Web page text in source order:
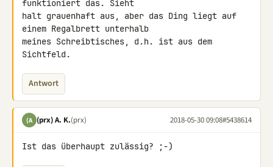
funktioniert das. Sieht
halt grauenhaft aus, aber das Ding liegt auf
einem Regalbrett unterhalb
meines Schreibtisches, d.h. ist aus dem
Sichtfeld.
Antwort
(A (prx) A. K.(prx) 2018-05-30 09:08#5438614
Ist das überhaupt zulässig? ;-)